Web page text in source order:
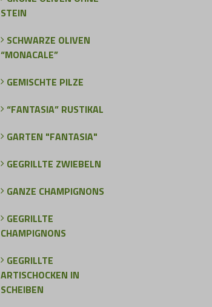
STEIN
SCHWARZE OLIVEN
“MONACALE”
GEMISCHTE PILZE
“FANTASIA” RUSTIKAL
GARTEN "FANTASIA"
GEGRILLTE ZWIEBELN
GANZE CHAMPIGNONS
GEGRILLTE
CHAMPIGNONS
GEGRILLTE
ARTISCHOCKEN IN
SCHEIBEN